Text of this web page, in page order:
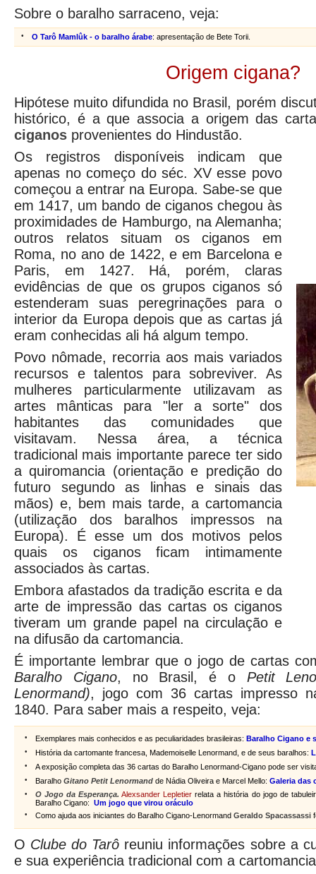
Sobre o baralho sarraceno, veja:
• O Tarô Mamlûk - o baralho árabe: apresentação de Bete Torii.
Origem cigana?
Hipótese muito difundida no Brasil, porém
histórico, é a que associa a origem das
ciganos provenientes do Hindustão.
Os registros disponíveis indicam que
apenas no começo do séc. XV esse povo
começou a entrar na Europa. Sabe-se que
em 1417, um bando de ciganos chegou às
proximidades de Hamburgo, na Alemanha;
outros relatos situam os ciganos em
Roma, no ano de 1422, e em Barcelona e
Paris, em 1427. Há, porém, claras
evidências de que os grupos ciganos só
estenderam suas peregrinações para o
interior da Europa depois que as cartas já
eram conhecidas ali há algum tempo.
Povo nômade, recorria aos mais variados
recursos e talentos para sobreviver. As
mulheres particularmente utilizavam as
artes mânticas para "ler a sorte" dos
habitantes das comunidades que
visitavam. Nessa área, a técnica
tradicional mais importante parece ter sido
a quiromancia (orientação e predição do
futuro segundo as linhas e sinais das
mãos) e, bem mais tarde, a cartomancia
(utilização dos baralhos impressos na
Europa). É esse um dos motivos pelos
quais os ciganos ficam intimamente
associados às cartas.
Embora afastados da tradição escrita e da
arte de impressão das cartas os ciganos
tiveram um grande papel na circulação e
na difusão da cartomancia.
É importante lembrar que o jogo de cartas
Baralho Cigano, no Brasil, é o Petit
Lenormand), jogo com 36 cartas impresso
1840. Para saber mais a respeito, veja:
• Exemplares mais conhecidos e as peculiaridades brasileiras: Baralho Cigano e
• História da cartomante francesa, Mademoiselle Lenormand, e de seus baralhos:
• A exposição completa das 36 cartas do Baralho Lenormand-Cigano pode ser
• Baralho Gitano Petit Lenormand de Nádia Oliveira e Marcel Mello: Galeria das
• O Jogo da Esperança. Alexsander Lepletier relata a história do jogo de
Baralho Cigano: Um jogo que virou oráculo
• Como ajuda aos iniciantes do Baralho Cigano-Lenormand Geraldo Spacassassi
O Clube do Tarô reuniu informações sobre a
e sua experiência tradicional com a